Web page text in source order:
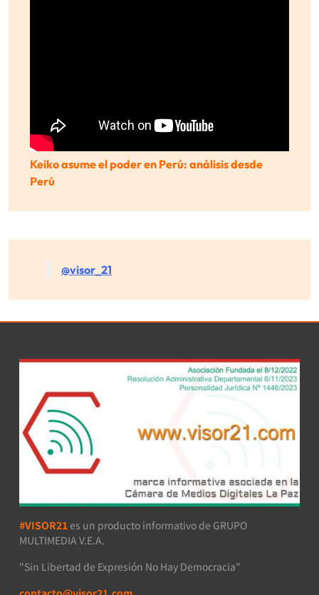
Keiko asume el poder en Perú: análisis desde
Perú
@visor_21
#VISOR21 es un producto informativo de GRUPO
MULTIMEDIA V.E.A.
"Sin Libertad de Expresión No Hay Democracia"